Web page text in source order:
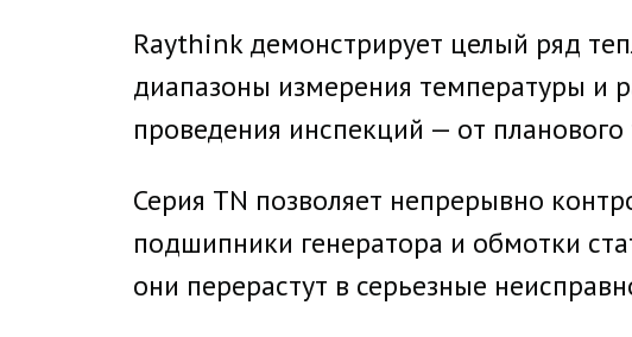
Raythink демонстрирует целый ряд
диапазоны измерения температуры и
проведения инспекций — от
Серия TN позволяет непрерывно
подшипники генератора и обмотки
они перерастут в серьезные